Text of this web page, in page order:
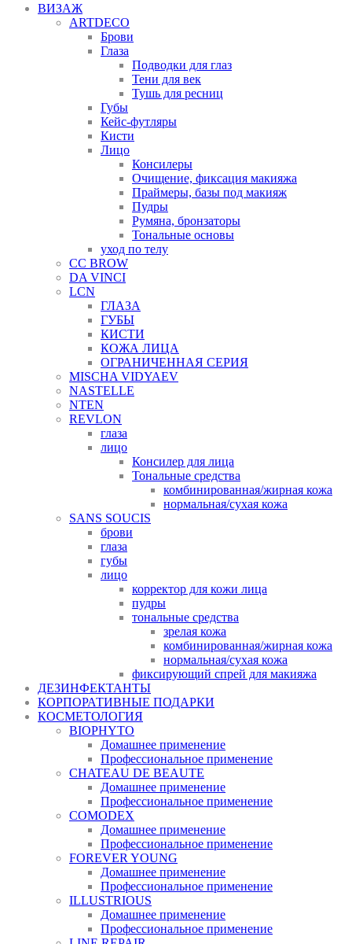
ВИЗАЖ
ARTDECO
Брови
Глаза
Подводки для глаз
Тени для век
Тушь для ресниц
Губы
Кейс-футляры
Кисти
Лицо
Консилеры
Очищение, фиксация макияжа
Праймеры, базы под макияж
Пудры
Румяна, бронзаторы
Тональные основы
уход по телу
CC BROW
DA VINCI
LCN
ГЛАЗА
ГУБЫ
КИСТИ
КОЖА ЛИЦА
ОГРАНИЧЕННАЯ СЕРИЯ
MISCHA VIDYAEV
NASTELLE
NTEN
REVLON
глаза
лицо
Консилер для лица
Тональные средства
комбинированная/жирная кожа
нормальная/cухая кожа
SANS SOUCIS
брови
глаза
губы
лицо
корректор для кожи лица
пудры
тональные средства
зрелая кожа
комбинированная/жирная кожа
нормальная/cухая кожа
фиксирующий спрей для макияжа
ДЕЗИНФЕКТАНТЫ
КОРПОРАТИВНЫЕ ПОДАРКИ
КОСМЕТОЛОГИЯ
BIOPHYTO
Домашнее применение
Профессиональное применение
CHATEAU DE BEAUTE
Домашнее применение
Профессиональное применение
COMODEX
Домашнее применение
Профессиональное применение
FOREVER YOUNG
Домашнее применение
Профессиональное применение
ILLUSTRIOUS
Домашнее применение
Профессиональное применение